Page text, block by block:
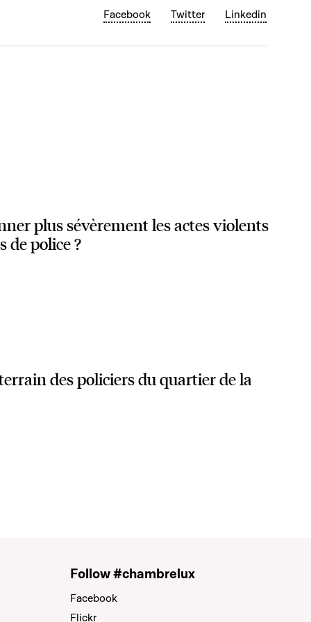
Facebook Twitter Linkedin
plus sévèrement les actes violents
de police ?
des policiers du quartier de la
Follow #chambrelux
Facebook
Flickr